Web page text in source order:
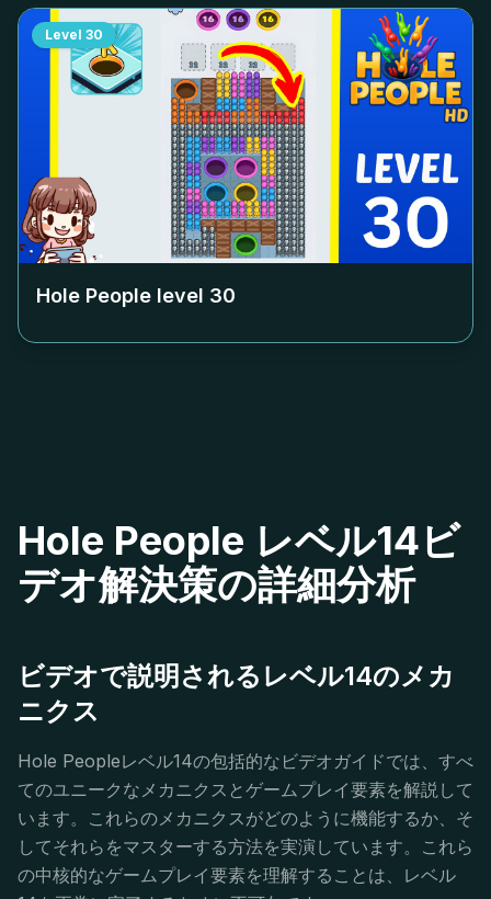
Level 30
Hole People level 30
Hole People レベル14ビ
デオ解決策の詳細分析
ビデオで説明されるレベル14のメカ
ニクス
Hole Peopleレベル14の包括的なビデオガイドでは、すべ
てのユニークなメカニクスとゲームプレイ要素を解説して
います。これらのメカニクスがどのように機能するか、そ
してそれらをマスターする方法を実演しています。これら
の中核的なゲームプレイ要素を理解することは、レベル